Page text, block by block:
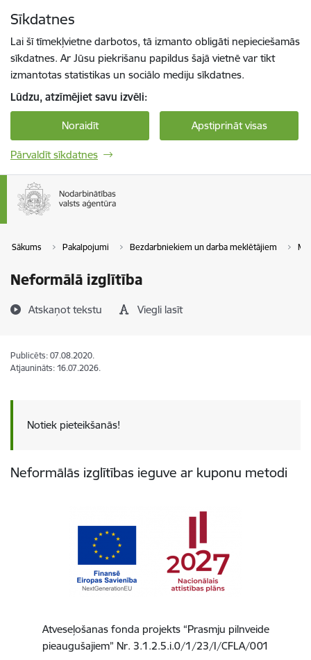
Sīkdatnes
Lai šī tīmekļvietne darbotos, tā izmanto obligāti nepieciešamās
sīkdatnes. Ar Jūsu piekrišanu papildus šajā vietnē var tikt
izmantotas statistikas un sociālo mediju sīkdatnes.
Lūdzu, atzīmējiet savu izvēli:
Noraidīt Apstiprināt visas
Pārvaldīt sīkdatnes
Sākums Pakalpojumi Bezdarbniekiem un darba meklētājiem
Neformālā izglītība
Atskaņot tekstu Viegli lasīt
Publicēts: 07.08.2020.
Atjaunināts: 16.07.2026.
Notiek pieteikšanās!
Neformālās izglītības ieguve ar kuponu metodi
Atveseļošanas fonda projekts “Prasmju pilnveide
pieaugušajiem” Nr. 3.1.2.5.i.0/1/23/I/CFLA/001